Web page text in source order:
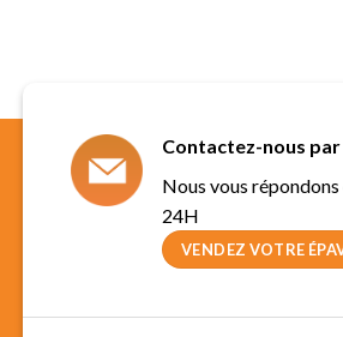
Contactez-nous par
Nous vous répondons
24H
VENDEZ VOTRE